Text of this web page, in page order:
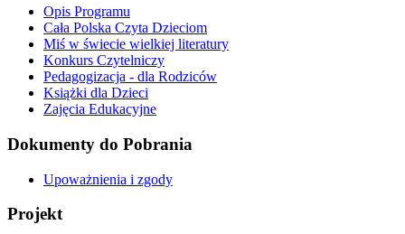
Opis Programu
Cała Polska Czyta Dzieciom
Miś w świecie wielkiej literatury
Konkurs Czytelniczy
Pedagogizacja - dla Rodziców
Książki dla Dzieci
Zajęcia Edukacyjne
Dokumenty do Pobrania
Upoważnienia i zgody
Projekt